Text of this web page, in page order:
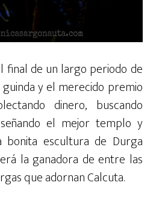
final de un largo periodo de
y el merecido premio
dinero, buscando
el mejor templo y
bonita escultura de Durga
la ganadora de entre las
que adornan Calcuta.